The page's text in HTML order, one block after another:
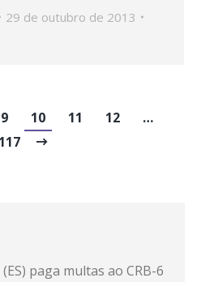
29 de outubro de 2013
9 10 11 12
…
117
paga multas ao CRB-6